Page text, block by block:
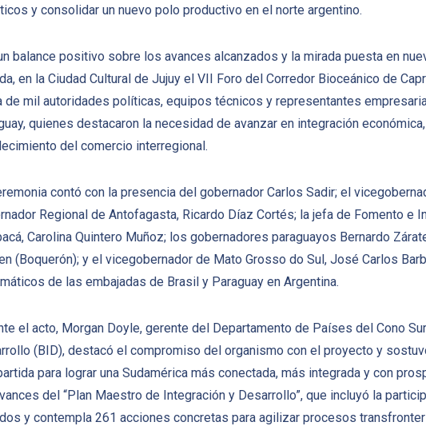
y consolidar un nuevo polo productivo en el norte argentino.
balance positivo sobre los avances alcanzados y la mirada puesta en
en la Ciudad Cultural de Jujuy el VII Foro del Corredor Bioceánico de
de mil autoridades políticas, equipos técnicos y representantes
quienes destacaron la necesidad de avanzar en integración
del comercio interregional.
contó con la presencia del gobernador Carlos Sadir; el
Regional de Antofagasta, Ricardo Díaz Cortés; la jefa de Fomento e
Carolina Quintero Muñoz; los gobernadores paraguayos Bernardo
(Boquerón); y el vicegobernador de Mato Grosso do Sul, José Carlos
de las embajadas de Brasil y Paraguay en Argentina.
el acto, Morgan Doyle, gerente del Departamento de Países del Cono
(BID), destacó el compromiso del organismo con el proyecto y
para lograr una Sudamérica más conectada, más integrada y con
del “Plan Maestro de Integración y Desarrollo”, que incluyó la
y contempla 261 acciones concretas para agilizar procesos